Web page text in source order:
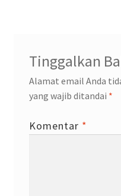
Tinggalkan
Alamat email Anda
yang wajib ditandai *
Komentar *